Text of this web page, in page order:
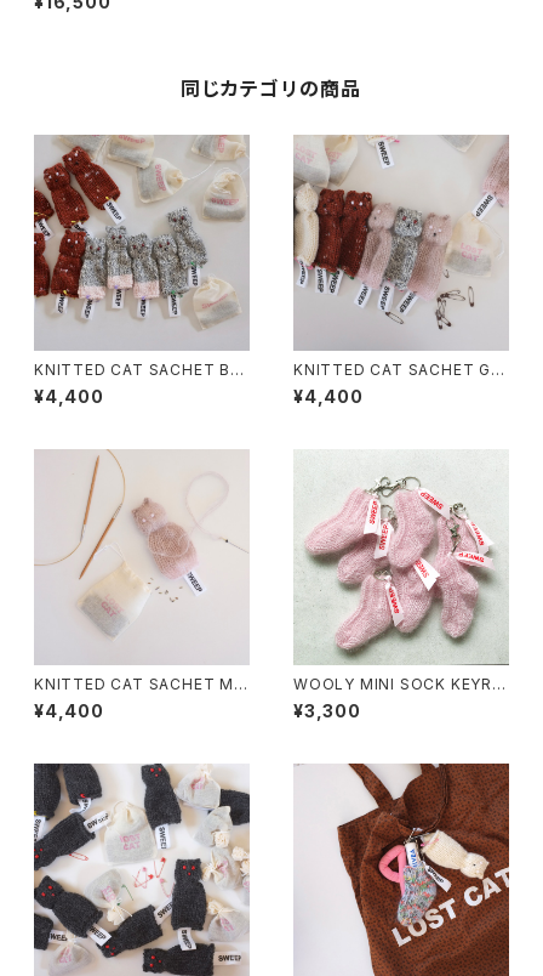
同じカテゴリの商品
KNITTED CAT SACHET Brit
ish Blue cat
¥4,400
KNITTED CAT SACHET Gin
ger Cat
¥4,400
KNITTED CAT SACHET MIL
KTEA
¥4,400
WOOLY MINI SOCK KEYRIN
G FAIRY PINK
¥3,300